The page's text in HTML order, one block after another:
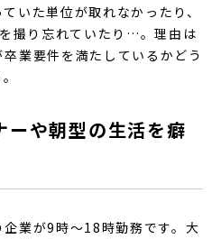
いた単位が取れなかったり、
撮り忘れていたり…。理由は
業要件を満たしているかどう
ーや朝型の生活を癖
業が9時～18時勤務です。大